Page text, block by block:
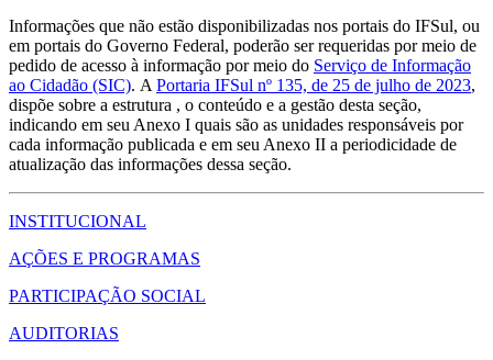
Informações que não estão disponibilizadas nos portais do IFSul, ou
em portais do Governo Federal, poderão ser requeridas por meio de
pedido de acesso à informação por meio do Serviço de Informação
ao Cidadão (SIC). A Portaria IFSul nº 135, de 25 de julho de 2023,
dispõe sobre a estrutura , o conteúdo e a gestão desta seção,
indicando em seu Anexo I quais são as unidades responsáveis por
cada informação publicada e em seu Anexo II a periodicidade de
atualização das informações dessa seção.
INSTITUCIONAL
AÇÕES E PROGRAMAS
PARTICIPAÇÃO SOCIAL
AUDITORIAS